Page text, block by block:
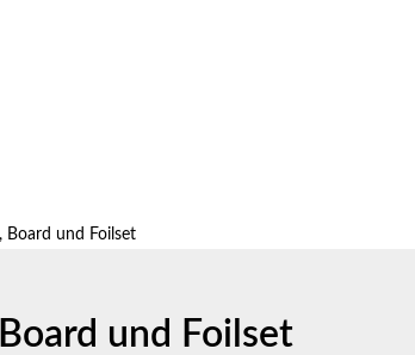
Board und Foilset
und Foilset